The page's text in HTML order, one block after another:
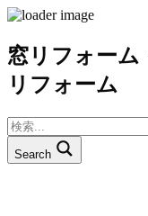
窓リフォーム
リフォーム
Search